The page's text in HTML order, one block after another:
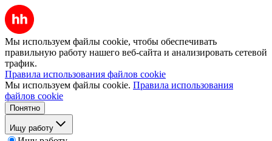
Мы используем файлы cookie, чтобы обеспечивать
правильную работу нашего веб-сайта и анализировать сетевой
трафик.
Правила использования файлов cookie
Мы используем файлы cookie. Правила использования
файлов cookie
Понятно
Ищу работу